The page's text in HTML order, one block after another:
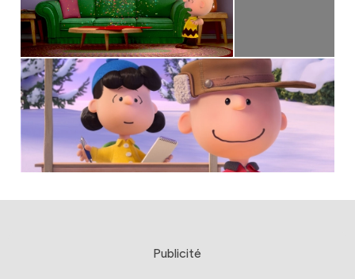
Publicité